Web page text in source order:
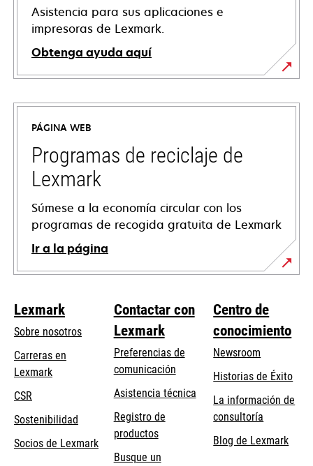
Asistencia para sus aplicaciones e
impresoras de Lexmark.
Obtenga ayuda aquí
se
abre
una
pestaña
nueva
PÁGINA WEB
Programas de reciclaje de
Lexmark
Súmese a la economía circular con los
programas de recogida gratuita de Lexmark
Ir a la página
Lexmark
Sobre nosotros
Carreras en
Lexmark
CSR
Sostenibilidad
Socios de Lexmark
Contactar con
Lexmark
Preferencias de
comunicación
se
abre
en
una
pestaña
Asistencia técnicase
abre
Registro de
productos
Busque un
Centro de
conocimiento
Newsroom
Historias de Éxito
La información de
consultoría
Blog de Lexmark